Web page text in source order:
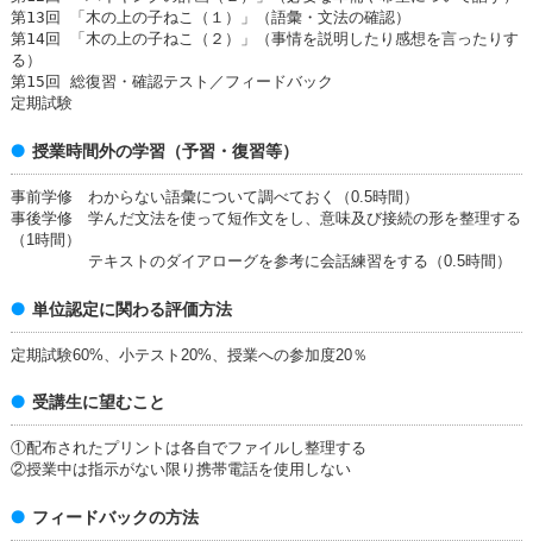
第13回 「木の上の子ねこ（１）」（語彙・文法の確認）
第14回 「木の上の子ねこ（２）」（事情を説明したり感想を言ったりす
る）
第15回 総復習・確認テスト／フィードバック
定期試験
授業時間外の学習（予習・復習等）
事前学修 わからない語彙について調べておく（0.5時間）
事後学修 学んだ文法を使って短作文をし、意味及び接続の形を整理する
（1時間）
テキストのダイアローグを参考に会話練習をする（0.5時間）
単位認定に関わる評価方法
定期試験60%、小テスト20%、授業への参加度20％
受講生に望むこと
①配布されたプリントは各自でファイルし整理する
②授業中は指示がない限り携帯電話を使用しない
フィードバックの方法